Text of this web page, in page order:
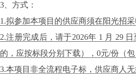
3、方式：
1.拟参加本项目的供应商须在阳光招
2.注册完成后，请于2026年 1 月 29
的，应按标段分别下载），0元/份（
3.本项目非全流程电子标，供应商人无